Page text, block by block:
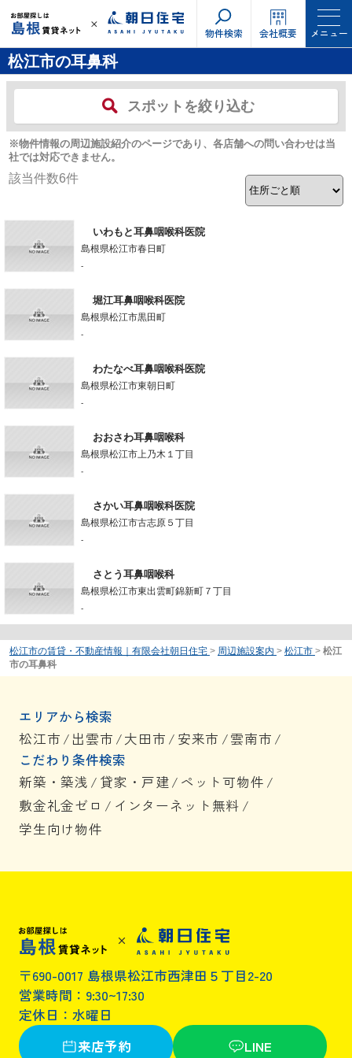
物件検索 会社概要 メニュー
松江市の耳鼻科
スポットを絞り込む
※物件情報の周辺施設紹介のページであり、各店舗への問い合わせは当
社では対応できません。
該当件数6件
いわもと耳鼻咽喉科医院
島根県松江市春日町
-
堀江耳鼻咽喉科医院
島根県松江市黒田町
-
わたなべ耳鼻咽喉科医院
島根県松江市東朝日町
-
おおさわ耳鼻咽喉科
島根県松江市上乃木１丁目
-
さかい耳鼻咽喉科医院
島根県松江市古志原５丁目
-
さとう耳鼻咽喉科
島根県松江市東出雲町錦新町７丁目
-
松江市の賃貸・不動産情報｜有限会社朝日住宅 > 周辺施設案内 > 松江市 > 松江
市の耳鼻科
エリアから検索
松江市 / 出雲市 /大田市 / 安来市 /雲南市 /
こだわり条件検索
新築・築浅 / 貸家・戸建/ ペット可物件 /
敷金礼金ゼロ / インターネット無料 /
学生向け物件
〒690-0017 島根県松江市西津田５丁目2-20
営業時間：9:30~17:30
定休日：水曜日
来店予約
LINE